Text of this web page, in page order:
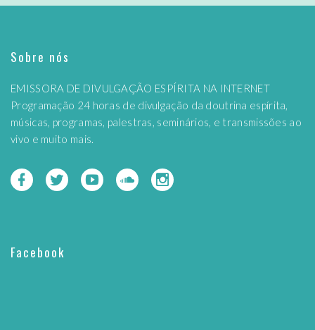
Sobre nós
EMISSORA DE DIVULGAÇÃO ESPÍRITA NA INTERNET
Programação 24 horas de divulgação da doutrina espírita,
músicas, programas, palestras, seminários, e transmissões ao
vivo e muito mais.
Facebook